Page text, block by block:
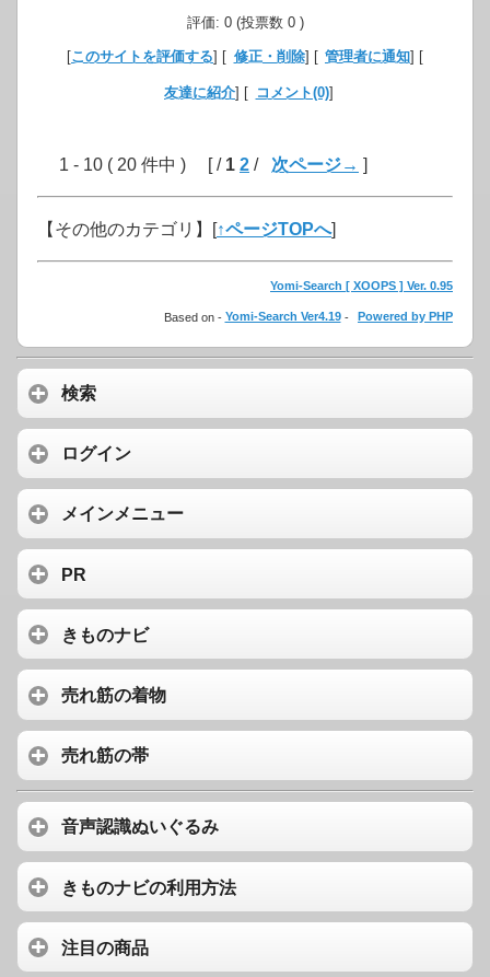
評価: 0 (投票数 0 )
[このサイトを評価する] [ 修正・削除] [ 管理者に通知] [
友達に紹介] [ コメント(0)]
1 - 10 ( 20 件中 ) [ / 1 2 / 次ページ→ ]
【その他のカテゴリ】 [↑ページTOPへ]
Yomi-Search [ XOOPS ] Ver. 0.95
Based on - Yomi-Search Ver4.19- Powered by PHP
検索
ログイン
メインメニュー
PR
きものナビ
売れ筋の着物
売れ筋の帯
音声認識ぬいぐるみ
きものナビの利用方法
注目の商品